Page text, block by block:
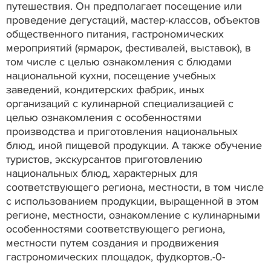
путешествия. Он предполагает посещение или
проведение дегустаций, мастер-классов, объектов
общественного питания, гастрономических
мероприятий (ярмарок, фестивалей, выставок), в
том числе с целью ознакомления с блюдами
национальной кухни, посещение учебных
заведений, кондитерских фабрик, иных
организаций с кулинарной специализацией с
целью ознакомления с особенностями
производства и приготовления национальных
блюд, иной пищевой продукции. А также обучение
туристов, экскурсантов приготовлению
национальных блюд, характерных для
соответствующего региона, местности, в том числе
с использованием продукции, выращенной в этом
регионе, местности, ознакомление с кулинарными
особенностями соответствующего региона,
местности путем создания и продвижения
гастрономических площадок, фудкортов.-0-